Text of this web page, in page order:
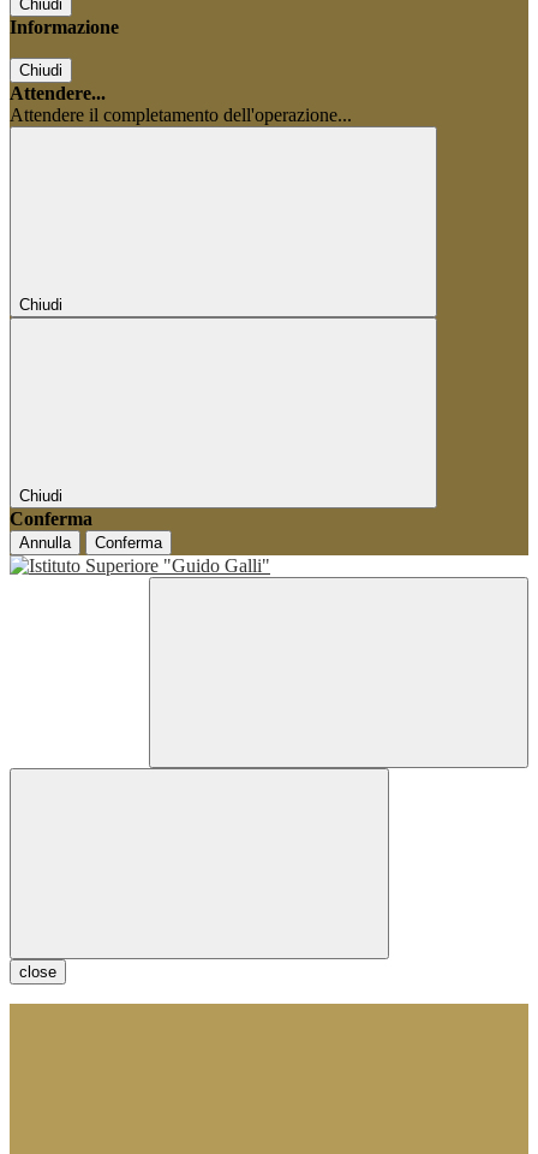
Chiudi
Informazione
Chiudi
Attendere...
Attendere il completamento dell'operazione...
Chiudi
Chiudi
Conferma
Annulla Conferma
close